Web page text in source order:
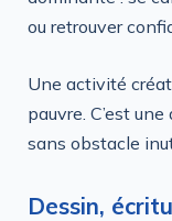
ou retrouver
Une activité
pauvre. C’est
sans obstacle
Dessin,